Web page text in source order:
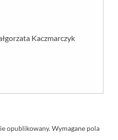
Kaczmarczyk
opublikowany.Wymagane pola